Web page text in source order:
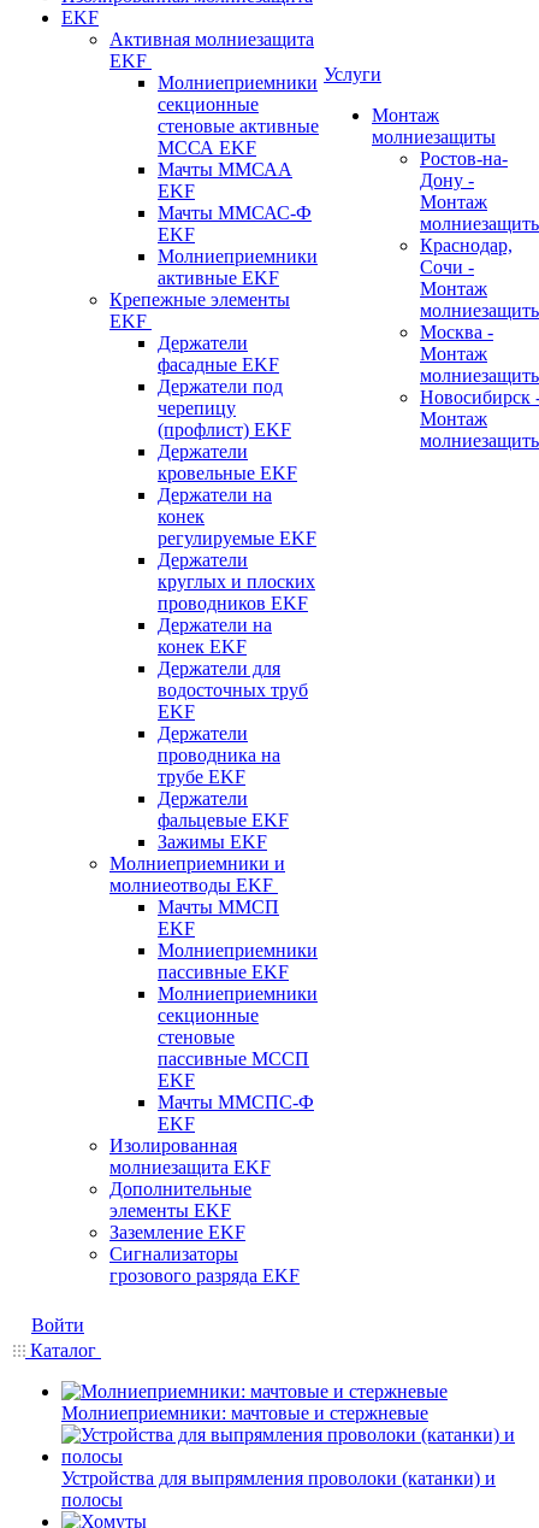
EKF
Активная молниезащита
EKF
Молниеприемники
секционные
стеновые активные
МССА EKF
Мачты ММСАА
EKF
Мачты ММСАС-Ф
EKF
Молниеприемники
активные EKF
Крепежные элементы
EKF
Держатели
фасадные EKF
Держатели под
черепицу
(профлист) EKF
Держатели
кровельные EKF
Держатели на
конек
регулируемые EKF
Держатели
круглых и плоских
проводников EKF
Держатели на
конек EKF
Держатели для
водосточных труб
EKF
Держатели
проводника на
трубе EKF
Держатели
фальцевые EKF
Зажимы EKF
Молниеприемники и
молниеотводы EKF
Мачты ММСП
EKF
Молниеприемники
пассивные EKF
Молниеприемники
секционные
стеновые
пассивные МССП
EKF
Мачты ММСПС-Ф
EKF
Изолированная
молниезащита EKF
Дополнительные
элементы EKF
Заземление EKF
Сигнализаторы
грозового разряда EKF
Услуги
Монтаж
молниезащиты
Ростов-на-
Дону -
Монтаж
Краснодар,
Сочи -
Монтаж
Москва -
Монтаж
Новосибирск
Монтаж
Войти
Каталог
Молниеприемники: мачтовые и стержневые
Устройства для выпрямления проволоки (катанки) и
полосы